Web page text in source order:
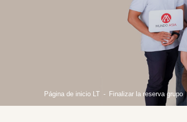
Página de inicio LT Finalizar la reserva grupo